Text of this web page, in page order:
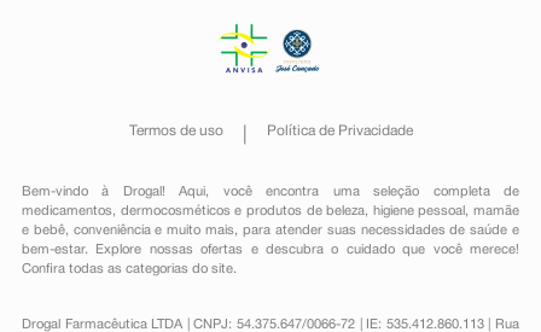
Termos de uso Política de Privacidade
Bem-vindo à Drogal! Aqui, você encontra uma seleção completa de
medicamentos , dermocosméticos e produtos de beleza, higiene pessoal ,mamãe
e bebê, conveniênciae muito mais, para atender suas necessidades de saúde e
bem-estar. Explore nossas ofertas e descubra o cuidado que você merece!
Confira todas as categorias do site.
Drogal Farmacêutica LTDA | CNPJ: 54.375.647/0066-72 | IE: 535.412.860.113 | Rua